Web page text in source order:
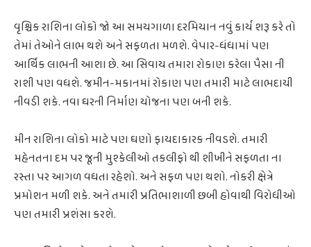
વૃશ્ચિક રાશિના લોકો જો આ સમયગાળા દરમિયાન નવું કાર્ય શરૂ કરે તો
તેમાં તેઓને લાભ થશે અને સફળતા મળશે. વેપાર-ધંધામાં પણ
આર્થિક લાભની આશા છે. આ સિવાય તમારા રોકાણ કરેલા પૈસા ની
રાશી પણ વધશે. જમીન-મકાનમાં રોકાણ પણ તમારી માટે લાભદાયી
નીવડી શકે. નવા ઘરની નિર્માણ યોજના પણ બની શકે.
મીન રાશિના લોકો માટે પણ ઘણો ફાયદાકારક નીવડશે. તમારી
મહેનતના દમ પર જૂની મુશ્કેલીઓ તકલીફો થી શીખીને સફળતા ના
રસ્તા પર આગળ વધતા રહેશો. અને સફળ પણ થશો. નોકરી ક્ષેત્રે
પ્રમોશન મળી શકે. અને તમારી પ્રતિભાશાળી છબી હોવાથી વિરોધીઓ
પણ તમારી પ્રશંસા કરશે.